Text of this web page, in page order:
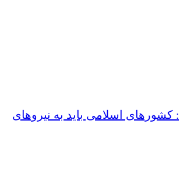
کشورهای اسلامی باید به نیروهای